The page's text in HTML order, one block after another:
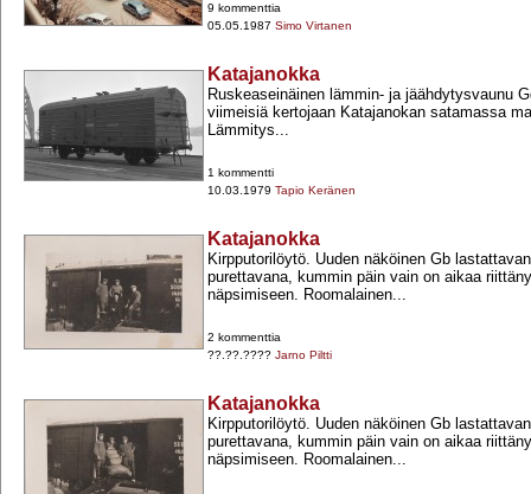
9 kommenttia
05.05.1987 Simo Virtanen
Katajanokka
Ruskeaseinäinen lämmin-​ ja jäähdytysvaunu
viimeisiä kertojaan Katajanokan satamassa
Lämmitys...
1 kommentti
10.03.1979 Tapio Keränen
Katajanokka
Kirpputorilöytö. Uuden näköinen Gb
purettavana, kummin päin vain on aikaa
näpsimiseen. Roomalainen...
2 kommenttia
??.??.???? Jarno Piltti
Katajanokka
Kirpputorilöytö. Uuden näköinen Gb
purettavana, kummin päin vain on aikaa
näpsimiseen. Roomalainen...